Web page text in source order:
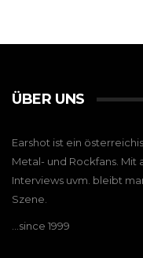
ÜBER UNS
Earshot ist ein
Metal- und Rockfans. Mit
Interviews uvm. bleibt
Szene.
…since 1999